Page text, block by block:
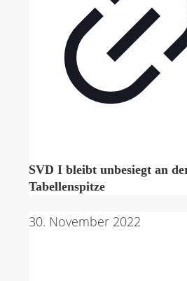
SVD I bleibt unbesiegt an
Tabellenspitze
30. November 2022